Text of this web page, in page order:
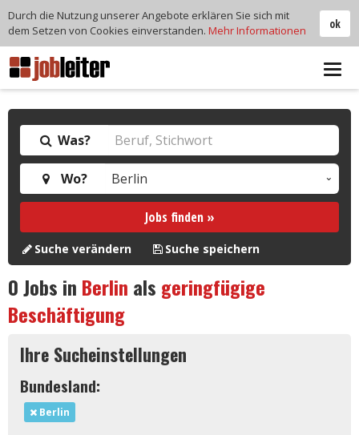
Was?
Wo?
Jobs finden »
Suche verändern Suche speichern
0Jobs in Berlin als geringfügige
Beschäftigung
Ihre Sucheinstellungen
Bundesland:
Berlin
ok
Durch die Nutzung unserer Angebote erklären Sie sich mit
dem Setzen von Cookies einverstanden. Mehr Informationen